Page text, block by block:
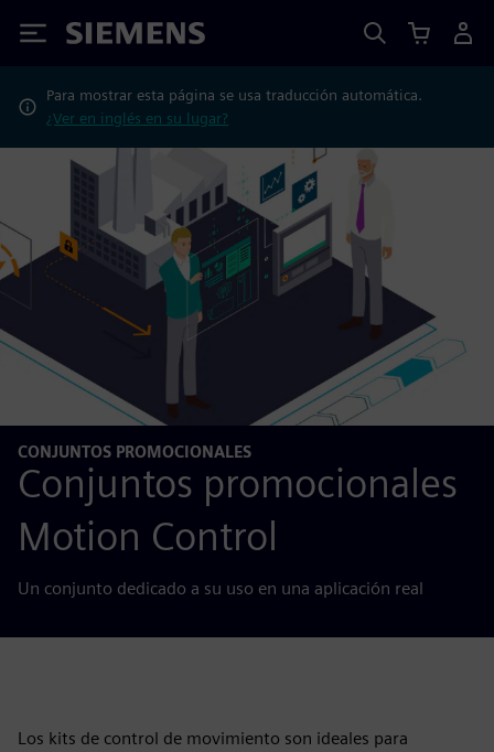
Siemens
Para mostrar esta página se usa traducción automática.
¿Ver en inglés en su lugar?
CONJUNTOS PROMOCIONALES
Conjuntos promocionales
Motion Control
Un conjunto dedicado a su uso en una aplicación real
Los kits de control de movimiento son ideales para